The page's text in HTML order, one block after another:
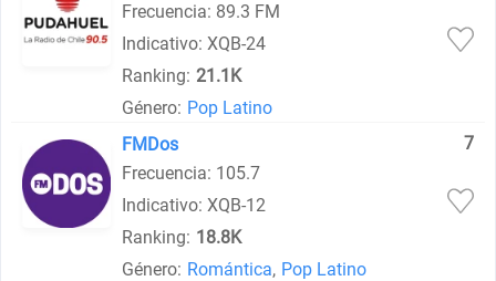
Frecuencia: 89.3 FM
Indicativo: XQB-24
Ranking: 21.1K
Género: Pop Latino
FMDos
7
Frecuencia: 105.7
Indicativo: XQB-12
Ranking: 18.8K
Género: Romántica, Pop Latino